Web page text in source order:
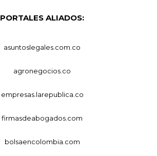
PORTALES ALIADOS:
asuntoslegales.com.co
agronegocios.co
empresas.larepublica.co
firmasdeabogados.com
bolsaencolombia.com